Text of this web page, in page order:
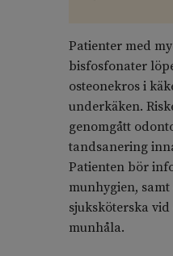
Patienter med
bisfosfonater
osteonekros i
underkäken.
genomgått
tandsanering
Patienten bör
munhygien,
sjuksköterska
munhåla.